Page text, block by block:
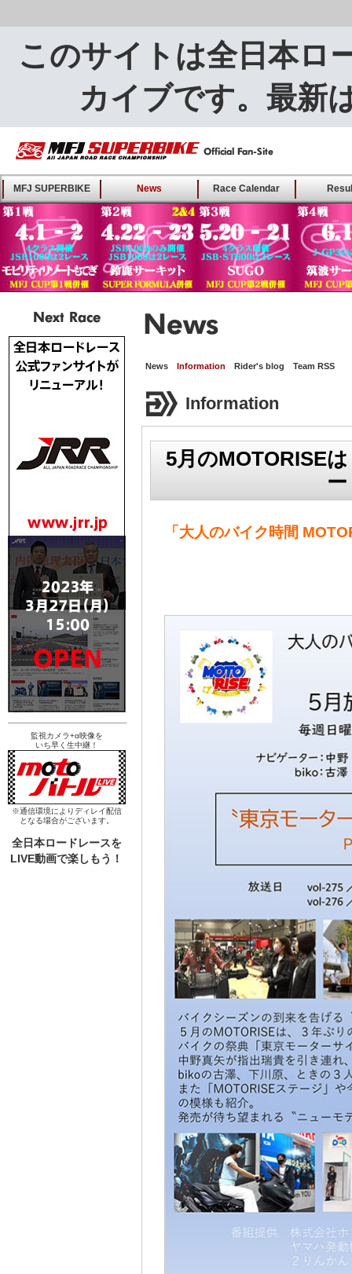
このサイトは全日本ロ
カイブです。最新
MFJ SUPERBIKE ALL
JAPAN ROAD RACE
CHAMPIONSHIP - Offical
Fan-Site
MFJ SUPERBIKE News Race Calendar
Next Race
監視カメラ+α映像を
いち早く生中継！
※通信環境によりディレイ配信
となる場合がございます。
全日本ロードレースを
LIVE動画で楽しもう！
News Information Rider's blog Team RSS
Information
5月のMOTORISE
「大人のバイク時間